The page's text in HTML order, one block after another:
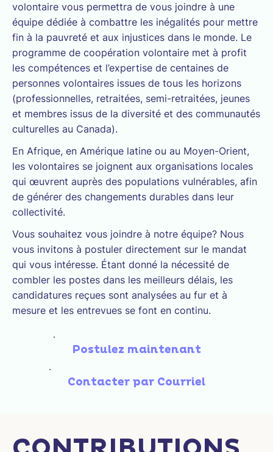
volontaire vous permettra de vous joindre à une
équipe dédiée à combattre les inégalités pour mettre
fin à la pauvreté et aux injustices dans le monde. Le
programme de coopération volontaire met à profit
les compétences et l’expertise de centaines de
personnes volontaires issues de tous les horizons
(professionnelles, retraitées, semi-retraitées, jeunes
et membres issus de la diversité et des communautés
culturelles au Canada).
En Afrique, en Amérique latine ou au Moyen-Orient,
les volontaires se joignent aux organisations locales
qui œuvrent auprès des populations vulnérables, afin
de générer des changements durables dans leur
collectivité.
Vous souhaitez vous joindre à notre équipe? Nous
vous invitons à postuler directement sur le mandat
qui vous intéresse. Étant donné la nécessité de
combler les postes dans les meilleurs délais, les
candidatures reçues sont analysées au fur et à
mesure et les entrevues se font en continu.
Postulez maintenant
Contacter par Courriel